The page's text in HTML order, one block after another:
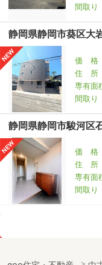
間取り
静岡県静岡市葵区大
価 格
住 所
専有面
間取り
静岡県静岡市駿河区
価 格
住 所
専有面
間取り
静岡県静岡市駿河区